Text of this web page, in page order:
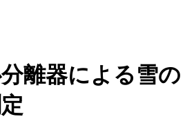
離器による雪の